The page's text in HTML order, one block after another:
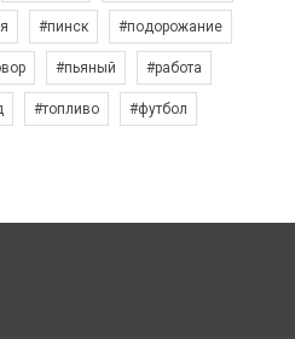
#пинск #подорожание
#пьяный #работа
#топливо #футбол